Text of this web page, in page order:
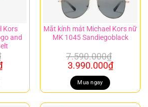
Kors
and
Giá
là:
5.990.000₫.
Mắt kính mát Michael Kors nữ
MK 1045 Sandiegoblack
7.590.000₫
Giá
gốc
là:
7.590.000₫.
3.990.000₫Giá
là:
Mua ngay